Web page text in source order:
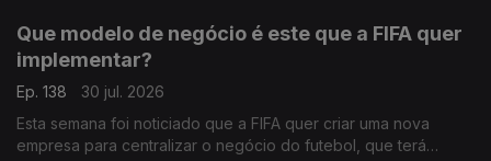
Que modelo de negócio é este que a FIFA quer
implementar?
Ep. 138
30 jul. 2026
Esta semana foi noticiado que a FIFA quer criar uma nova
empresa para centralizar o negócio do futebol, que terá